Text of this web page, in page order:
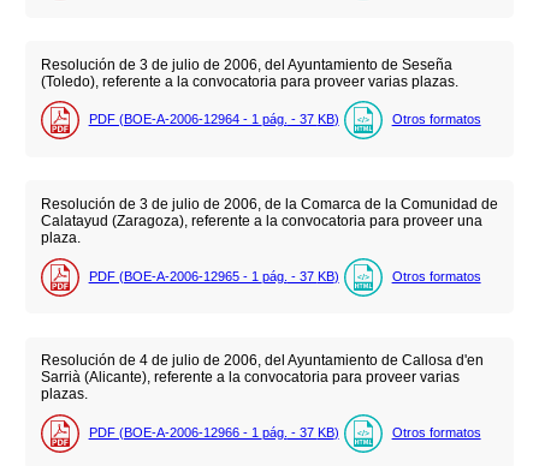
Resolución de 3 de julio de 2006, del Ayuntamiento de Seseña
(Toledo), referente a la convocatoria para proveer varias plazas.
PDF (BOE-A-2006-12964 - 1 pág. - 37 KB) Otros formatos
Resolución de 3 de julio de 2006, de la Comarca de la Comunidad de
Calatayud (Zaragoza), referente a la convocatoria para proveer una
plaza.
PDF (BOE-A-2006-12965 - 1 pág. - 37 KB) Otros formatos
Resolución de 4 de julio de 2006, del Ayuntamiento de Callosa d'en
Sarrià (Alicante), referente a la convocatoria para proveer varias
plazas.
PDF (BOE-A-2006-12966 - 1 pág. - 37 KB) Otros formatos